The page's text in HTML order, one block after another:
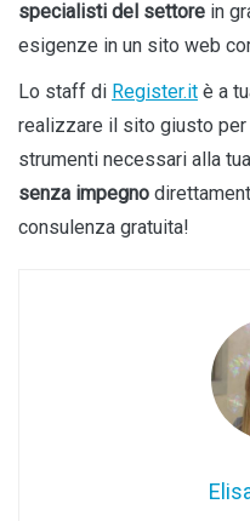
specialisti del settore in
esigenze in un sito web
Lo staff di Register.it è a
realizzare il sito giusto
strumenti necessari alla
senza impegno
consulenza gratuita!